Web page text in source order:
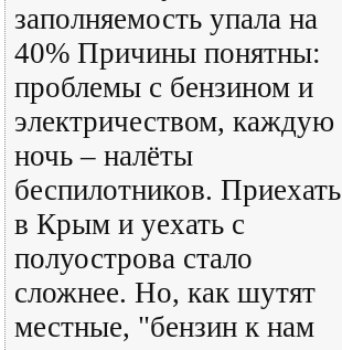
заполняемость упала на
40% Причины понятны:
проблемы с бензином и
электричеством, каждую
ночь – налёты
беспилотников. Приехать
в Крым и уехать с
полуострова стало
сложнее. Но, как шутят
местные, "бензин к нам